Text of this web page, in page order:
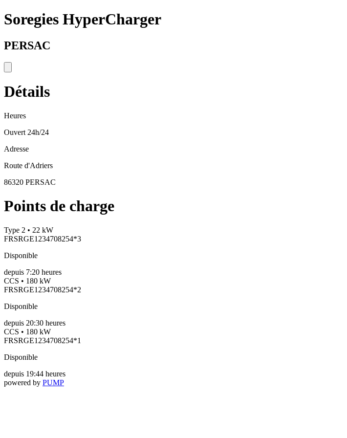
Soregies HyperCharger
PERSAC
Détails
Heures
Ouvert 24h/24
Adresse
Route d'Adriers
86320 PERSAC
Points de charge
Type 2 • 22 kW
FRSRGE1234708254*3
Disponible
depuis 7:20 heures
CCS • 180 kW
FRSRGE1234708254*2
Disponible
depuis 20:30 heures
CCS • 180 kW
FRSRGE1234708254*1
Disponible
depuis 19:44 heures
powered by PUMP